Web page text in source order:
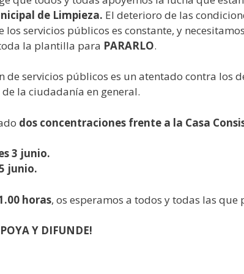
de Limpieza. El deterioro de las
los servicios públicos es constante, y
la plantilla para PARARLO.
de servicios públicos es un atentado contra los
la ciudadanía en general.
dos concentraciones frente a la Casa
3 junio.
junio.
horas, os esperamos a todos y todas las que
Y DIFUNDE!